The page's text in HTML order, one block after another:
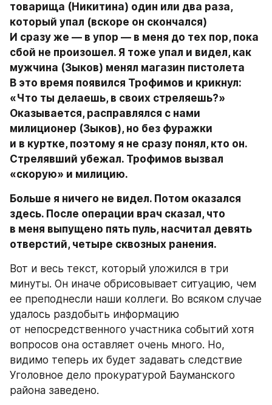
товарища (Никитина) один или два раза,
который упал (вскоре он скончался)
И сразу же — в упор — в меня до тех пор, пока
сбой не произошел. Я тоже упал и видел, как
мужчина (Зыков) менял магазин пистолета
В это время появился Трофимов и крикнул:
«Что ты делаешь, в своих стреляешь?»
Оказывается, расправлялся с нами
милиционер (Зыков), но без фуражки
и в куртке, поэтому я не сразу понял, кто он.
Стрелявший убежал. Трофимов вызвал
«скорую» и милицию.
Больше я ничего не видел. Потом оказался
здесь. После операции врач сказал, что
в меня выпущено пять пуль, насчитал девять
отверстий, четыре сквозных ранения.
Вот и весь текст, который уложился в три
минуты. Он иначе обрисовывает ситуацию, чем
ее преподнесли наши коллеги. Во всяком случае
удалось раздобыть информацию
от непосредственного участника событий хотя
вопросов она оставляет очень много. Но,
видимо теперь их будет задавать следствие
Уголовное дело прокуратурой Бауманского
района заведено.